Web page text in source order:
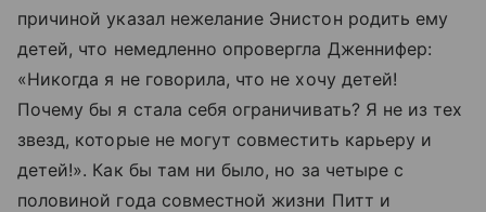
причиной указал нежелание Энистон родить ему
детей, что немедленно опровергла Дженнифер:
«Никогда я не говорила, что не хочу детей!
Почему бы я стала себя ограничивать? Я не из тех
звезд, которые не могут совместить карьеру и
детей!». Как бы там ни было, но за четыре с
половиной года совместной жизни Питт и